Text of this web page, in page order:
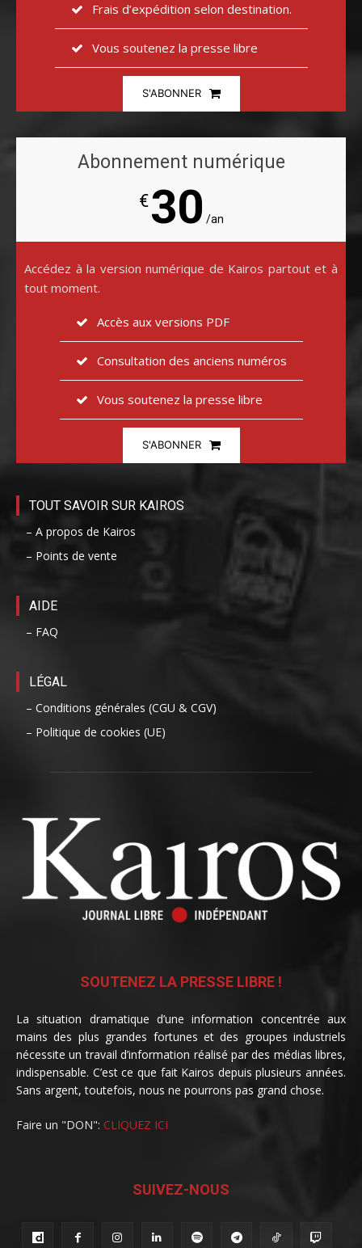
Frais d’expédition selon destination.
Vous soutenez la presse libre
S'ABONNER
Abonnement numérique
€30 /an
Accédez à la version numérique de Kairos partout et à
tout moment.
Accès aux versions PDF
Consultation des anciens numéros
Vous soutenez la presse libre
S'ABONNER
TOUT SAVOIR SUR KAIROS
– A propos de Kairos
– Points de vente
AIDE
– FAQ
LÉGAL
– Conditions générales (CGU & CGV)
– Politique de cookies (UE)
SOUTENEZ LA PRESSE LIBRE !
La situation dramatique d’une information concentrée aux
mains des plus grandes fortunes et des groupes industriels
nécessite un travail d’information réalisé par des médias libres,
indispensable. C’est ce que fait Kairos depuis plusieurs années.
Sans argent, toutefois, nous ne pourrons pas grand chose.
Faire un "DON": CLIQUEZ ICI
SUIVEZ-NOUS